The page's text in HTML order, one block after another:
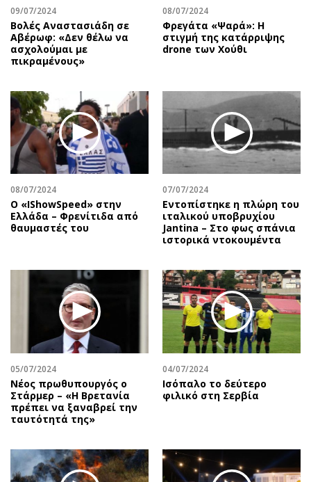
09/07/2024
Βολές Αναστασιάδη σε
Αβέρωφ: «Δεν θέλω να
ασχολούμαι με
πικραμένους»
08/07/2024
Φρεγάτα «Ψαρά»: Η
στιγμή της κατάρριψης
drone των Χούθι
08/07/2024
Ο «IShowSpeed» στην
Ελλάδα – Φρενίτιδα από
θαυμαστές του
07/07/2024
Εντοπίστηκε η πλώρη του
ιταλικού υποβρυχίου
Jantina – Στο φως σπάνια
ιστορικά ντοκουμέντα
05/07/2024
Νέος πρωθυπουργός ο
Στάρμερ – «Η Βρετανία
πρέπει να ξαναβρεί την
ταυτότητά της»
04/07/2024
Ισόπαλο το δεύτερο
φιλικό στη Σερβία